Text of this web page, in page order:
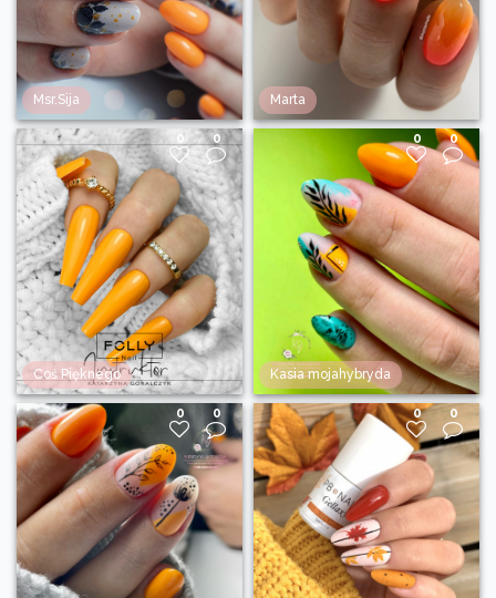
Msr.Sija Marta
0 0
Coś Pięknego
0 0
Kasia mojahybryda
0 0 0 0